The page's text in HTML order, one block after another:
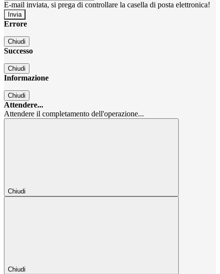
E-mail inviata, si prega di controllare la casella di posta elettronica!
Errore
Chiudi
Successo
Chiudi
Informazione
Chiudi
Attendere...
Attendere il completamento dell'operazione...
Chiudi
Chiudi